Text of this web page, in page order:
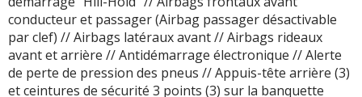
conducteur et passager (Airbag passager désactivable
par clef) // Airbags latéraux avant // Airbags rideaux
avant et arrière // Antidémarrage électronique // Alerte
de perte de pression des pneus // Appuis-tête arrière (3)
et ceintures de sécurité 3 points (3) sur la banquette